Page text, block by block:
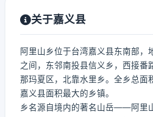
关于嘉义县
阿里山乡位于台湾嘉义县东南部，
之间，东邻南投县信义乡，西接番
那玛夏区，北靠水里乡。全乡总面
嘉义县面积最大的乡镇。
乡名源自境内的著名山岳——阿里